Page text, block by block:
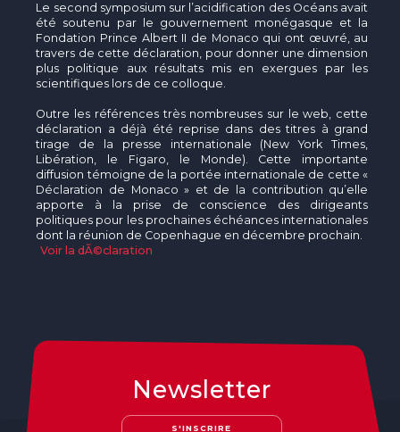
Le second symposium sur l’acidification des Océans avait
été soutenu par le gouvernement monégasque et la
Fondation Prince Albert II de Monaco qui ont œuvré, au
travers de cette déclaration, pour donner une dimension
plus politique aux résultats mis en exergues par les
scientifiques lors de ce colloque.
Outre les références très nombreuses sur le web, cette
déclaration a déjà été reprise dans des titres à grand
tirage de la presse internationale (New York Times,
Libération, le Figaro, le Monde). Cette importante
diffusion témoigne de la portée internationale de cette «
Déclaration de Monaco » et de la contribution qu’elle
apporte à la prise de conscience des dirigeants
politiques pour les prochaines échéances internationales
dont la réunion de Copenhague en décembre prochain.
Voir la dÃ©claration
Newsletter
S'INSCRIRE